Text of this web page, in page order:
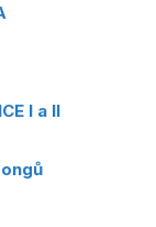
I a II